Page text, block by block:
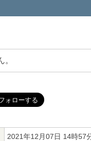
2021年12月07日 14時57